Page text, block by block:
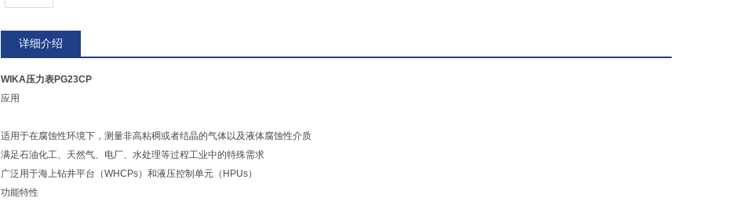
详细介绍
WIKA压力表PG23CP
应用
适用于在腐蚀性环境下，测量非高粘稠或者结晶的气体以及液体腐蚀性介质
满足石油化工、天然气、电厂、水处理等过程工业中的特殊需求
广泛用于海上钻井平台（WHCPs）和液压控制单元（HPUs）
功能特性